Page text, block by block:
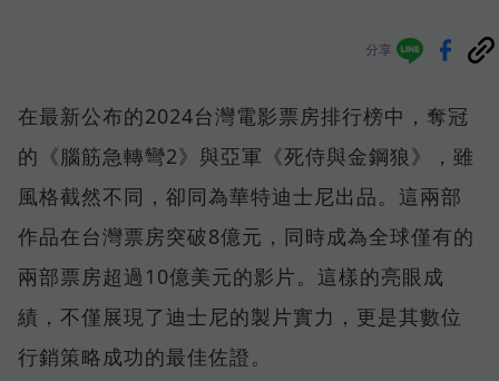
分享
在最新公布的2024台灣電影票房排行榜中，奪冠
的《腦筋急轉彎2》與亞軍《死侍與金鋼狼》，雖
風格截然不同，卻同為華特迪士尼出品。這兩部
作品在台灣票房突破8億元，同時成為全球僅有的
兩部票房超過10億美元的影片。這樣的亮眼成
績，不僅展現了迪士尼的製片實力，更是其數位
行銷策略成功的最佳佐證。